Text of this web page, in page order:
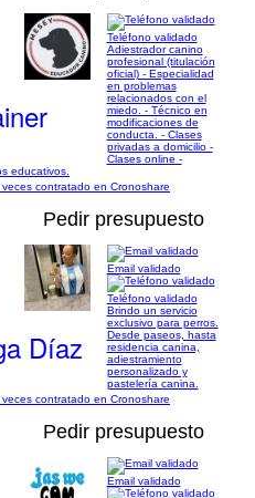
Teléfono validado
Adiestrador canino
profesional (titulación
oficial) - Especialidad
en problemas
relacionados con el
miedo. - Técnico en
modificaciones de
conducta. - Clases
privadas a domicilio -
Clases online -
educativos.
veces contratado en Cronoshare
Pedir presupuesto
Díaz
Email validado
Teléfono validado
Brindo un servicio
exclusivo para perros.
Desde paseos, hasta
residencia canina,
adiestramiento
personalizado y
pastelería canina.
veces contratado en Cronoshare
Pedir presupuesto
Email validado